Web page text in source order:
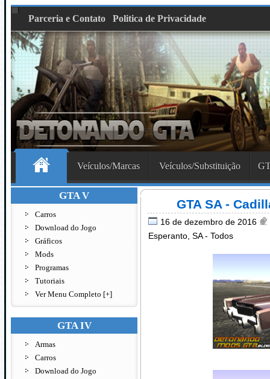
Parceria e Contato Politica de Privacidade
Veículos/Marcas Veículos/Substituição
GTA V
Carros
Download do Jogo
Gráficos
Mods
Programas
Tutoriais
Ver Menu Completo [+]
GTA IV
Armas
Carros
Download do Jogo
GTA SA -
16 de dezembro de 2016
Esperanto SA - Todos